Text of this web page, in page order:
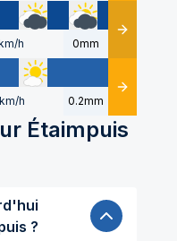
h 0mm Détails
km/h 0.2mm Détails
Étaimpuis
?